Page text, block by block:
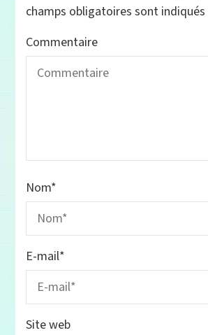
champs obligatoires sont indiqués
Commentaire
Nom*
E-mail*
Site web